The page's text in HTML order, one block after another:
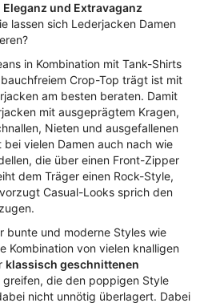
und Extravaganz
lassen sich Lederjacken Damen
in Kombination mit Tank-Shirts
Crop-Top trägt ist mit
am besten beraten. Damit
mit ausgeprägtem Kragen,
Nieten und ausgefallenen
vielen Damen auch nach wie
die über einen Front-Zipper
dem Träger einen Rock-Style,
Casual-Looks sprich den
bunte und moderne Styles wie
Kombination von vielen knalligen
klassisch geschnittenen
greifen, die den poppigen Style
nicht unnötig überlagert. Dabei